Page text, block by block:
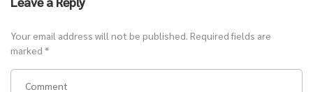
ศัตรูและความรู้สึกที่ค่อย ๆ ก่อตัวขึ้น กลายเป็นเรื่องราวนิยายรัก จีนโบราณ
โรแมนติก และสืบสวน
Your email address will not be published. Required fields are
marked *